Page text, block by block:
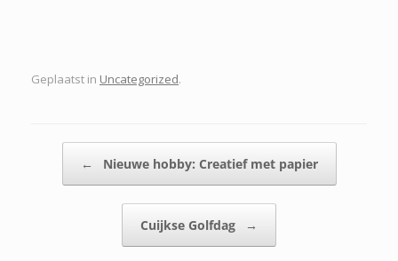
Geplaatst in Uncategorized.
← Nieuwe hobby: Creatief met papier
Cuijkse Golfdag →